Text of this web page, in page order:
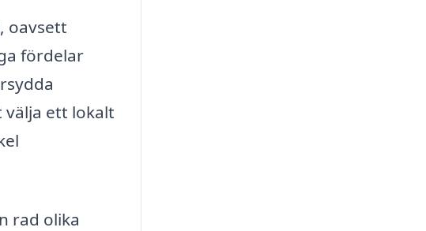
oavsett
fördelar
välja ett lokalt
rad olika